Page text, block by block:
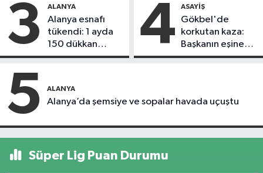
3 ALANYA
Alanya esnafı
tükendi: 1 ayda
150 dükkan
kapandı
4 ASAYIŞ
Gökbel'de
korkutan kaza:
Başkanın eşine
motosiklet çarptı
5 ALANYA
Alanya’da şemsiye ve sopalar havada uçuştu
Süper Lig Puan Durumu